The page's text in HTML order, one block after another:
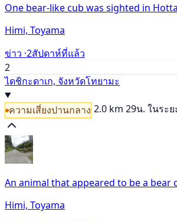
One bear-like cub was sighted in
Himi, Toyama
ข่าว ·2สัปดาห์ที่แล้ว
2
ไดชิกะดาเก, จังหวัดโทยามะ
ความเสี่ยงปานกลาง 2.0 km 29น. ในระ
An animal that appeared to be a bear
Himi, Toyama